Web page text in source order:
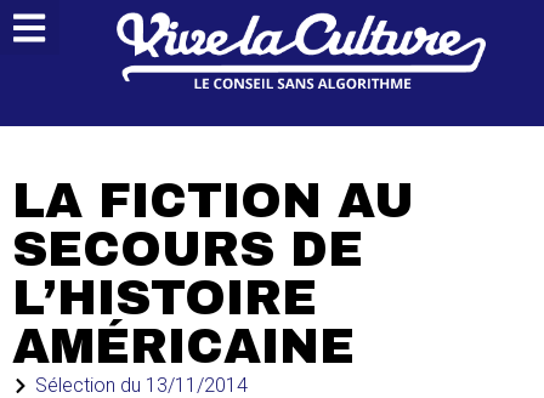
LA FICTION AU
SECOURS DE
L’HISTOIRE
AMÉRICAINE
Sélection du 13/11/2014